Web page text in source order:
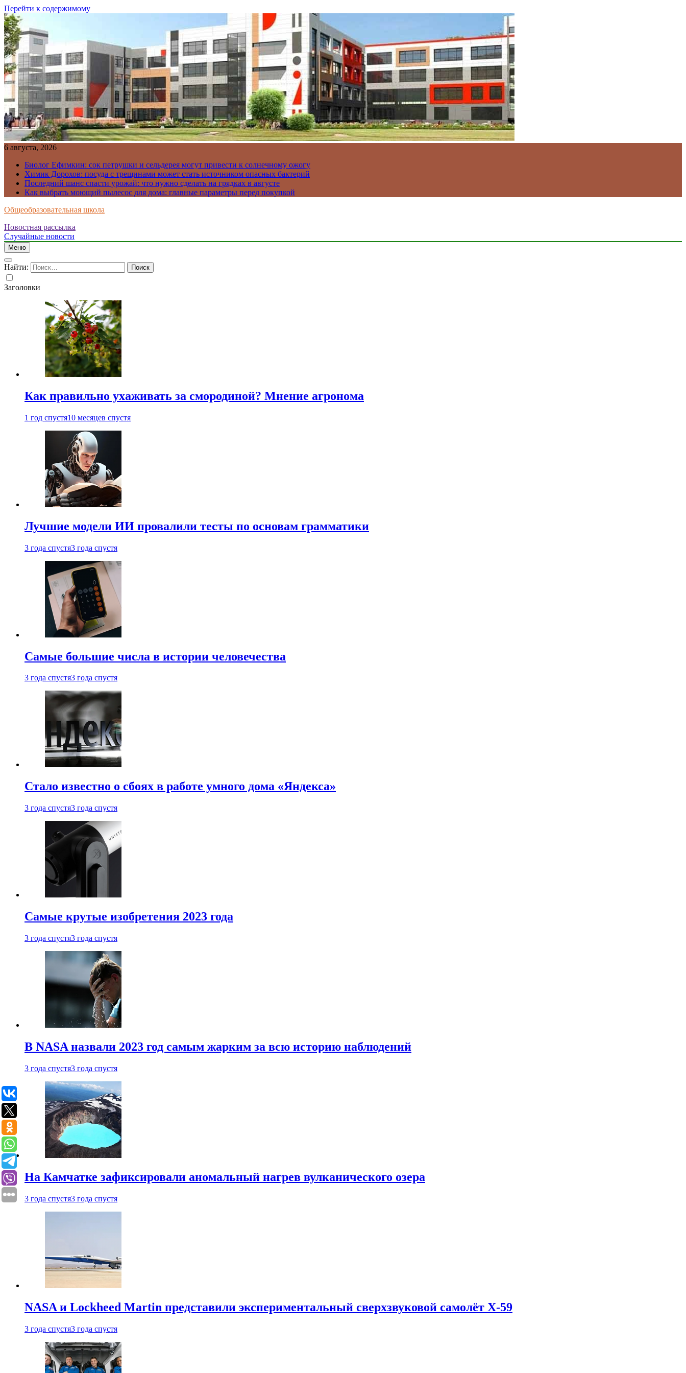
Перейти к содержимому
6 августа, 2026
Биолог Ефимкин: сок петрушки и сельдерея могут привести к солнечному ожогу
Химик Дорохов: посуда с трещинами может стать источником опасных бактерий
Последний шанс спасти урожай: что нужно сделать на грядках в августе
Как выбрать моющий пылесос для дома: главные параметры перед покупкой
Общеобразовательная школа
Новостная рассылка
Случайные новости
Меню
Найти:
Заголовки
Как правильно ухаживать за смородиной? Мнение агронома
1 год спустя10 месяцев спустя
Лучшие модели ИИ провалили тесты по основам грамматики
3 года спустя3 года спустя
Самые большие числа в истории человечества
3 года спустя3 года спустя
Стало известно о сбоях в работе умного дома «Яндекса»
3 года спустя3 года спустя
Самые крутые изобретения 2023 года
3 года спустя3 года спустя
В NASA назвали 2023 год самым жарким за всю историю наблюдений
3 года спустя3 года спустя
На Камчатке зафиксировали аномальный нагрев вулканического озера
3 года спустя3 года спустя
NASA и Lockheed Martin представили экспериментальный сверхзвуковой самолёт X-59
3 года спустя3 года спустя